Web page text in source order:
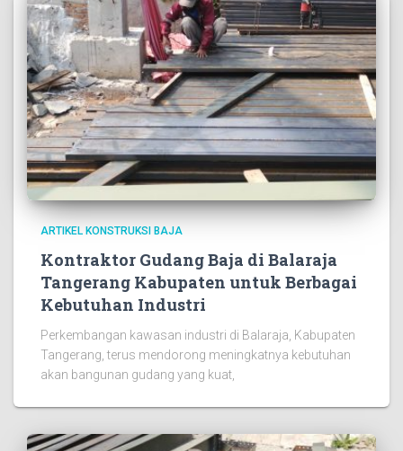
ARTIKEL KONSTRUKSI BAJA
Kontraktor Gudang Baja di Balaraja
Tangerang Kabupaten untuk Berbagai
Kebutuhan Industri
Perkembangan kawasan industri di Balaraja, Kabupaten
Tangerang, terus mendorong meningkatnya kebutuhan
akan bangunan gudang yang kuat,